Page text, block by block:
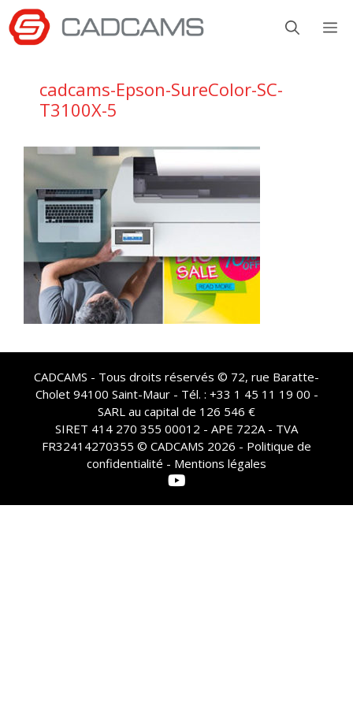
Aller
au
contenu
cadcams-Epson-SureColor-SC-
T3100X-5
CADCAMS - Tous droits réservés © 72, rue Baratte-
Cholet 94100 Saint-Maur - Tél. : +33 1 45 11 19 00 -
SARL au capital de 126 546 €
SIRET 414 270 355 00012 - APE 722A - TVA
FR32414270355 © CADCAMS 2026 - Politique de
confidentialité - Mentions légales